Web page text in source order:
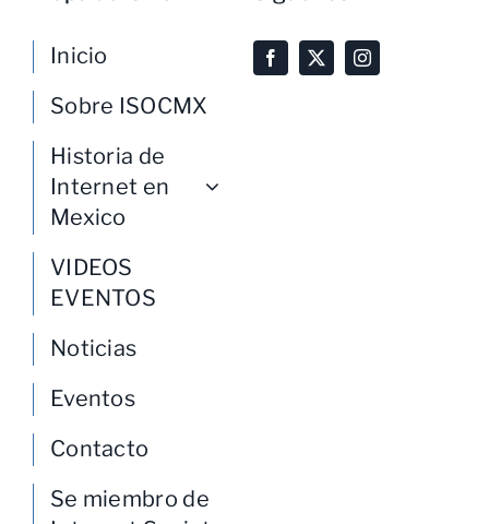
Inicio
Sobre ISOCMX
Historia de
Internet en
Mexico
VIDEOS
EVENTOS
Noticias
Eventos
Contacto
Se miembro de